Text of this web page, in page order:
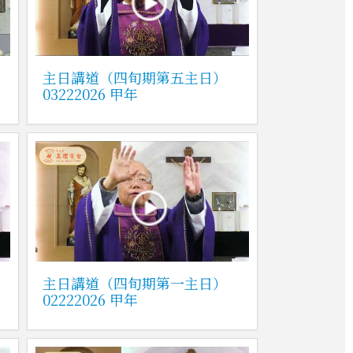
主日講道（四旬期第五主日）
03222026 甲年
主日講道（四旬期第一主日）
02222026 甲年